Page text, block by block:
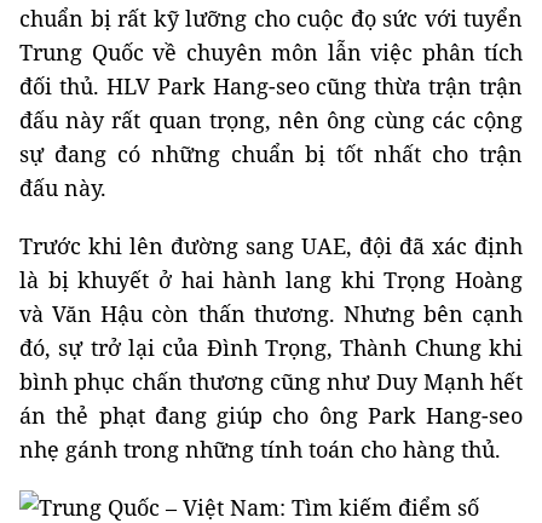
chuẩn bị rất kỹ lưỡng cho cuộc đọ sức với tuyển
Trung Quốc về chuyên môn lẫn việc phân tích
đối thủ. HLV Park Hang-seo cũng thừa trận trận
đấu này rất quan trọng, nên ông cùng các cộng
sự đang có những chuẩn bị tốt nhất cho trận
đấu này.
Trước khi lên đường sang UAE, đội đã xác định
là bị khuyết ở hai hành lang khi Trọng Hoàng
và Văn Hậu còn thấn thương. Nhưng bên cạnh
đó, sự trở lại của Đình Trọng, Thành Chung khi
bình phục chấn thương cũng như Duy Mạnh hết
án thẻ phạt đang giúp cho ông Park Hang-seo
nhẹ gánh trong những tính toán cho hàng thủ.